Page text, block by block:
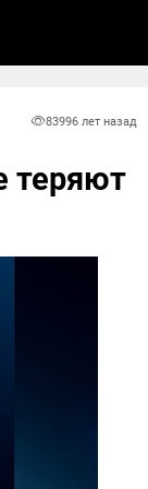
83996 лет назад
теряют